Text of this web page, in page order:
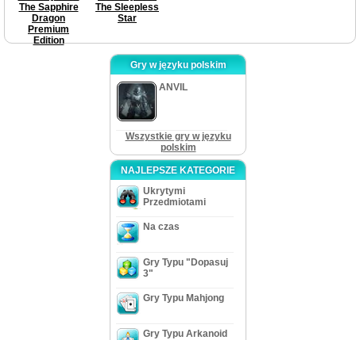
The Sapphire
Dragon
Premium
Edition
The Sleepless
Star
Gry w języku polskim
ANVIL
Wszystkie gry w języku
polskim
NAJLEPSZE KATEGORIE
Ukrytymi
Przedmiotami
Na czas
Gry Typu "Dopasuj
3"
Gry Typu Mahjong
Gry Typu Arkanoid